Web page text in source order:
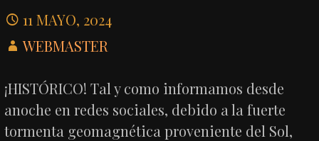
11 MAYO, 2024
WEBMASTER
¡HISTÓRICO! Tal y como informamos desde
anoche en redes sociales, debido a la fuerte
tormenta geomagnética proveniente del Sol,